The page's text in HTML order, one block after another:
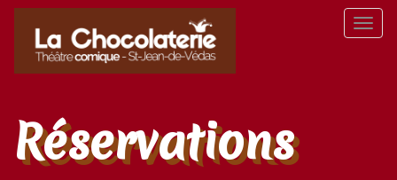
Aller
contenu
principal
Réservations